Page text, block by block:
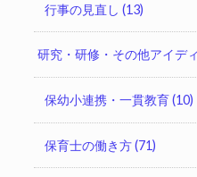
行事の見直し (13)
研究・研修・その他アイデ
保幼小連携・一貫教育(10)
保育士の働き方(71)